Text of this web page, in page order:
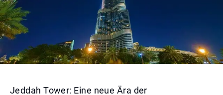
Jeddah Tower: Eine neue Ära der